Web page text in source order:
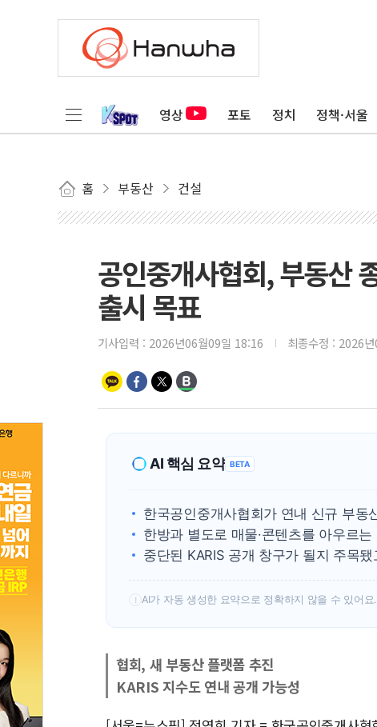
영상 포토 정치 정책·서울
홈 부동산 건설
공인중개사협회, 부동산
출시 목표
기사입력 : 2026년06월09일 18:16 최종수정 : 2026
AI 핵심 요약 BETA
한국공인중개사협회가 연내 신규 부동
한방과 별도로 매물·콘텐츠를 아우르
중단된 KARIS 공개 창구가 될지 주목
! AI가 자동 생성한 요약으로 정확하지 않을 수 있어요.
협회, 새 부동산 플랫폼 추진
KARIS 지수도 연내 공개 가능성